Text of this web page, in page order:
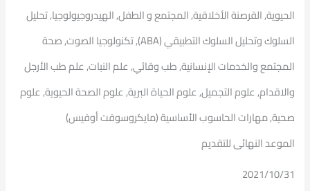
الحيوية, القرصنة الأخلاقية, المجتمع و الطفل, الهيدروجيولوجيا, تحليل
السلوك وتحليل السلوك التطبيقي (ABA), تكنولوجيا الصوت, صحة
المجتمع والخدمات الإنسانية, طب وقائي, علم النبات, علم طب الأرجل
والاقدام, علوم التجميل, علوم الحياة البرية, علوم الصحة الحيوية, علوم
صحية, مهارات الحاسوب الأساسية (مايكروسوفت أوفيس)
الموعد النهائى للتقديم
2021/10/31